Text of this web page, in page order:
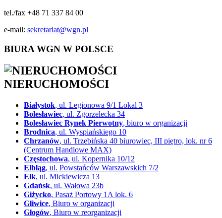
tel./fax +48 71 337 84 00
e-mail: sekretariat@wgn.pl
BIURA WGN W POLSCE
NIERUCHOMOŚCI
Białystok, ul. Legionowa 9/1 Lokal 3
Bolesławiec, ul. Zgorzelecka 34
Bolesławiec Rynek Pierwotny, biuro w organizacji
Brodnica, ul. Wyspiańskiego 10
Chrzanów, ul. Trzebińska 40 biurowiec, III piętro, lok. nr 6
(Centrum Handlowe MAX)
Częstochowa, ul. Kopernika 10/12
Elbląg, ul. Powstańców Warszawskich 7/2
Ełk, ul. Mickiewicza 13
Gdańsk, ul. Wałowa 23b
Giżycko, Pasaż Portowy 1A lok. 6
Gliwice, Biuro w organizacji
Głogów, Biuro w reorganizacji